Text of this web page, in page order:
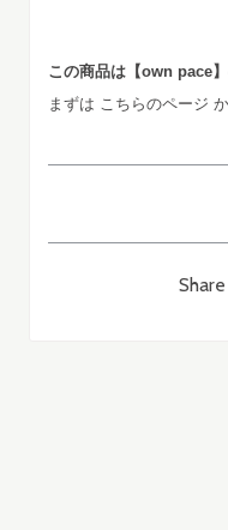
この商品は【own pace
まずは こちらのページ